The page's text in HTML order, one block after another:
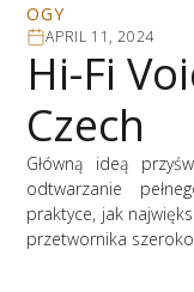
OGY
APRIL 11, 2024
Hi-Fi
Czech
Główną ideą
odtwarzanie
praktyce, jak
przetwornika